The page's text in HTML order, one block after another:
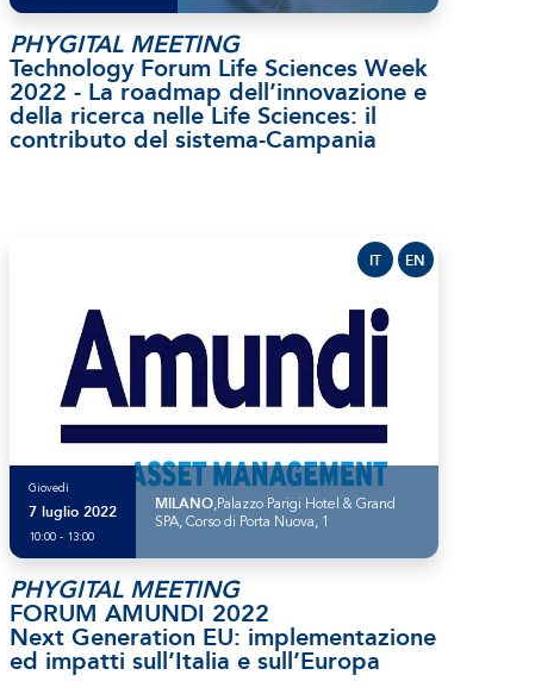
PHYGITAL MEETING
Technology Forum Life Sciences Week
2022 - La roadmap dell’innovazione e
della ricerca nelle Life Sciences: il
contributo del sistema-Campania
Giovedì
7 luglio 2022
10:00 - 13:00
MILANO,Palazzo Parigi Hotel & Grand
SPA, Corso di Porta Nuova, 1
IT EN
PHYGITAL MEETING
FORUM AMUNDI 2022
Next Generation EU: implementazione
ed impatti sull’Italia e sull’Europa